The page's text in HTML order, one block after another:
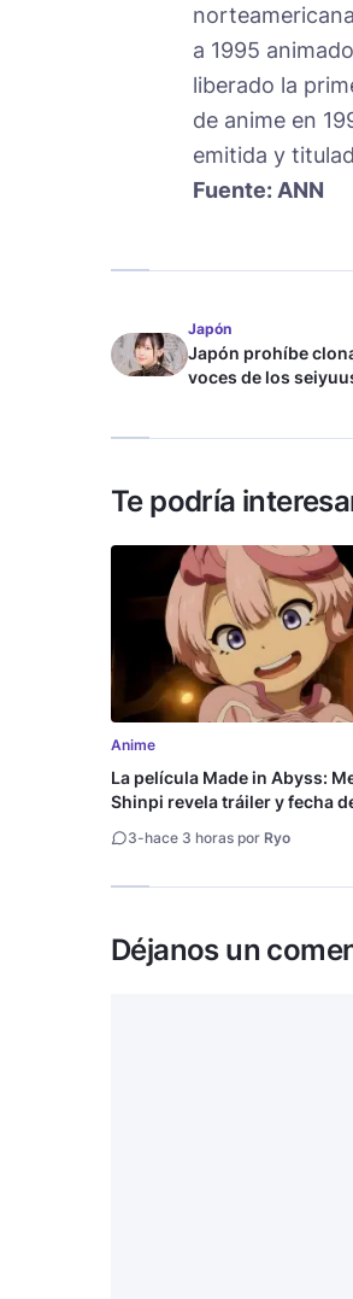
norteamericana
a 1995
liberado la
de anime en
emitida y
Fuente: ANN
Japón
Japón prohíbe
voces de los
Te podría
Anime
La película Made in Abyss:
Shinpi revela tráiler y fecha
3-hace 3 horas por Ryo
Déjanos un